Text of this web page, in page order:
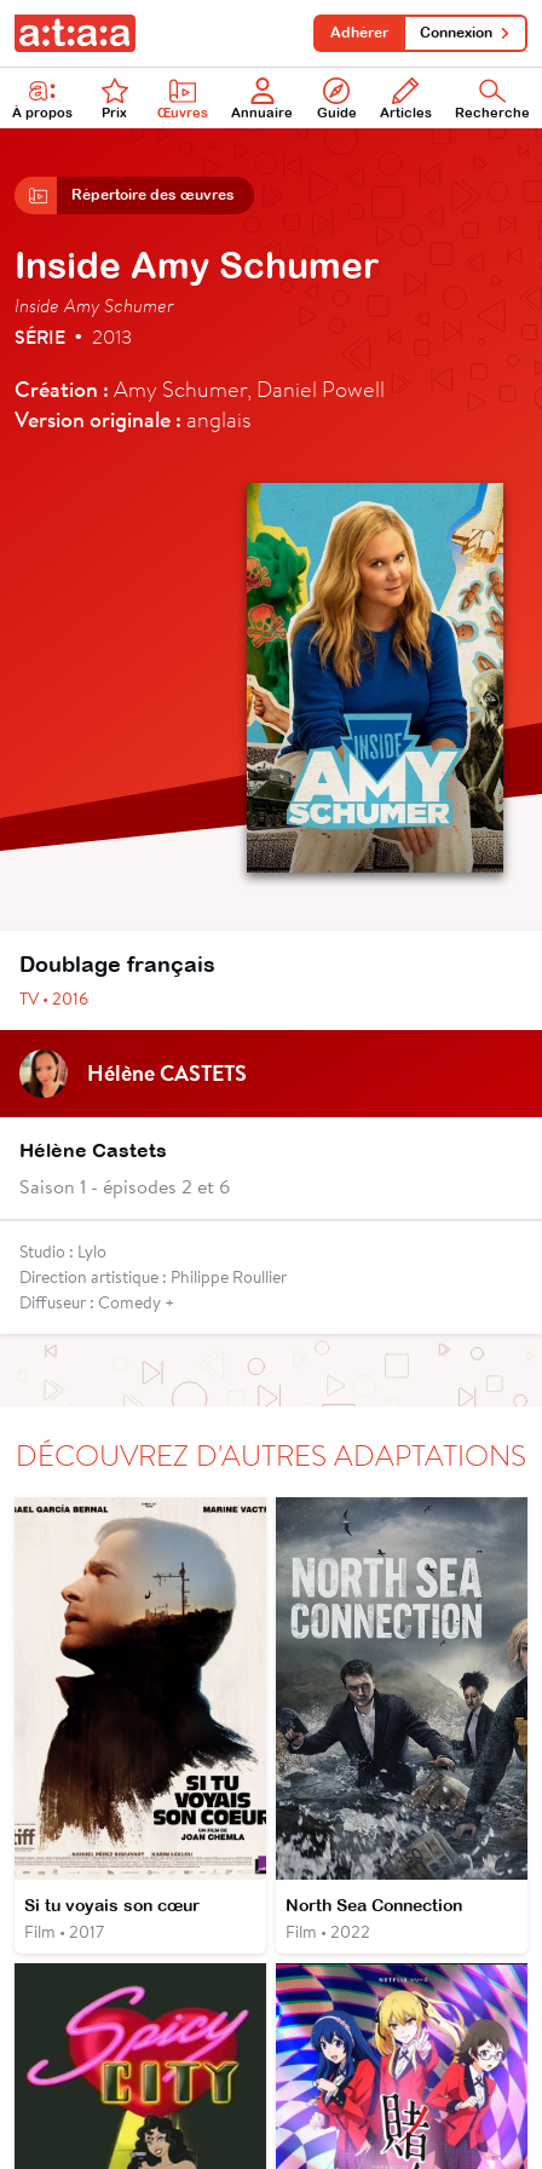
À propos Prix Œuvres Annuaire Guide Articles Recherche
Adhérer Connexion
Répertoire des œuvres
Inside Amy Schumer
Inside Amy Schumer
SÉRIE • 2013
Création : Amy Schumer, Daniel Powell
Version originale : anglais
Doublage français
TV • 2016
Hélène CASTETS
Hélène Castets
Saison 1 - épisodes 2 et 6
Studio : Lylo
Direction artistique : Philippe Roullier
Diffuseur : Comedy +
DÉCOUVREZ D'AUTRES ADAPTATIONS
Si tu voyais son cœur
Film • 2017
North Sea Connection
Film • 2022